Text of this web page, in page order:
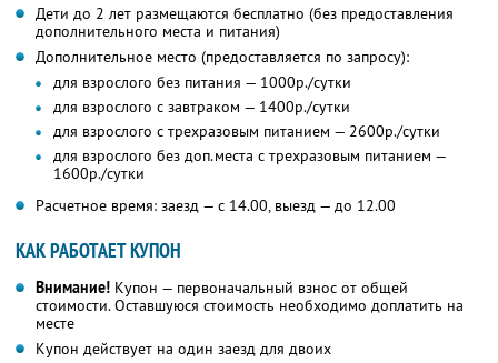
Дети до 2 лет размещаются бесплатно (без предоставления
дополнительного места и питания)
Дополнительное место (предоставляется по запросу):
для взрослого без питания — 1000р./сутки
для взрослого с завтраком — 1400р./сутки
для взрослого с трехразовым питанием — 2600р./сутки
для взрослого без доп.места с трехразовым питанием —
1600р./сутки
Расчетное время: заезд — с 14.00, выезд — до 12.00
КАК РАБОТАЕТ КУПОН
Внимание! Купон — первоначальный взнос от общей
стоимости. Оставшуюся стоимость необходимо доплатить на
месте
Купон действует на один заезд для двоих